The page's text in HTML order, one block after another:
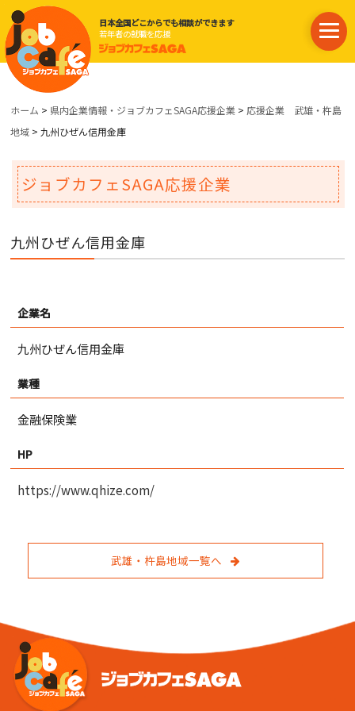
日本全国どこからでも相談ができます
若年者の就職を応援
ホーム > 県内企業情報・ジョブカフェSAGA応援企業 > 応援企業 武雄・杵島
地域 > 九州ひぜん信用金庫
ジョブカフェSAGA応援企業
九州ひぜん信用金庫
企業名
九州ひぜん信用金庫
業種
金融保険業
HP
https://www.qhize.com/
武雄・杵島地域一覧へ